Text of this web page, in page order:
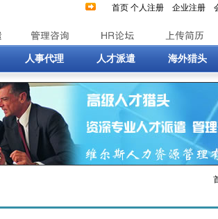
首页 个人注册 企业注册
人事代理 人才派遣 海外猎头